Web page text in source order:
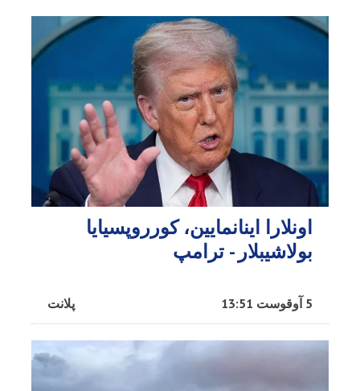
اونلارا اینانمایین، کورروپسیایا
بولاشیبلار - ترامپ
پلانت 5 آوقوست 13:51